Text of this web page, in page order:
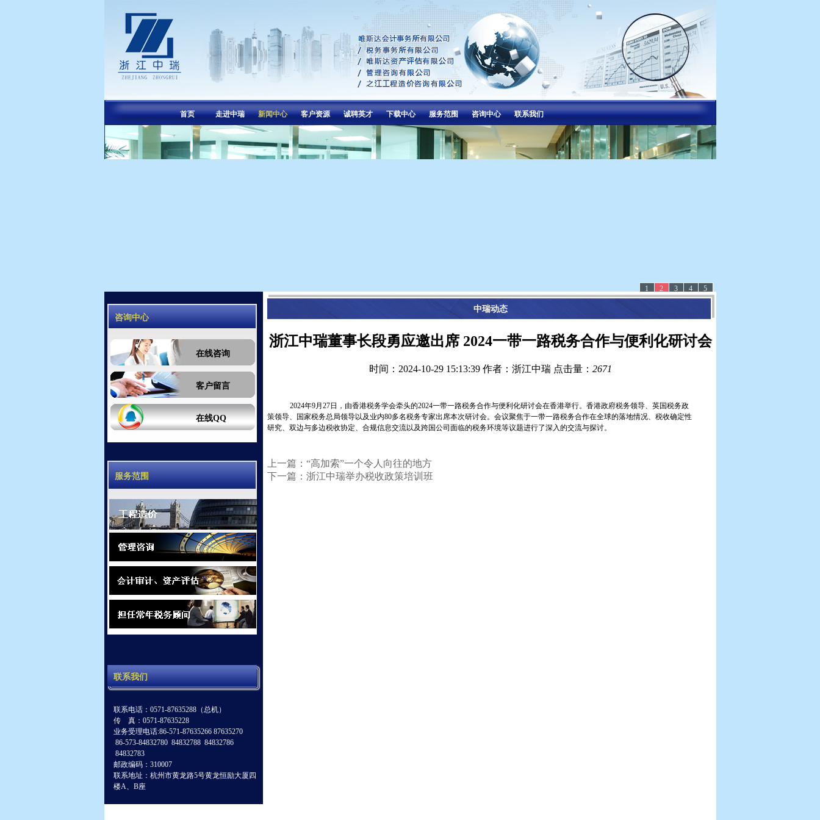
首页 走进中瑞 新闻中心 客户资源 诚聘英才 下载中心 服务范围 咨询中心 联系我们
5
4
3
2
1
咨询中心
在线咨询
客户留言
在线QQ
服务范围
联系我们
联系电话：0571-87635288（总机）
传 真：0571-87635228
业务受理电话:86-571-87635266 87635270
86-573-84832780 84832788 84832786
84832783
邮政编码：310007
联系地址：杭州市黄龙路5号黄龙恒励大厦四
楼A、B座
中瑞动态
浙江中瑞董事长段勇应邀出席 2024一带一路税务合作与便利化研讨会
时间：2024-10-29 15:13:39 作者：浙江中瑞 点击量： 2671
2024年9月27日，由香港税务学会牵头的2024一带一路税务合作与便利化研讨会在香港举行。香港政府税务领导、英国税务政
策领导、国家税务总局领导以及业内80多名税务专家出席本次研讨会。会议聚焦于一带一路税务合作在全球的落地情况、税收确定性
研究、双边与多边税收协定、合规信息交流以及跨国公司面临的税务环境等议题进行了深入的交流与探讨。
上一篇：“高加索”一个令人向往的地方
下一篇：浙江中瑞举办税收政策培训班